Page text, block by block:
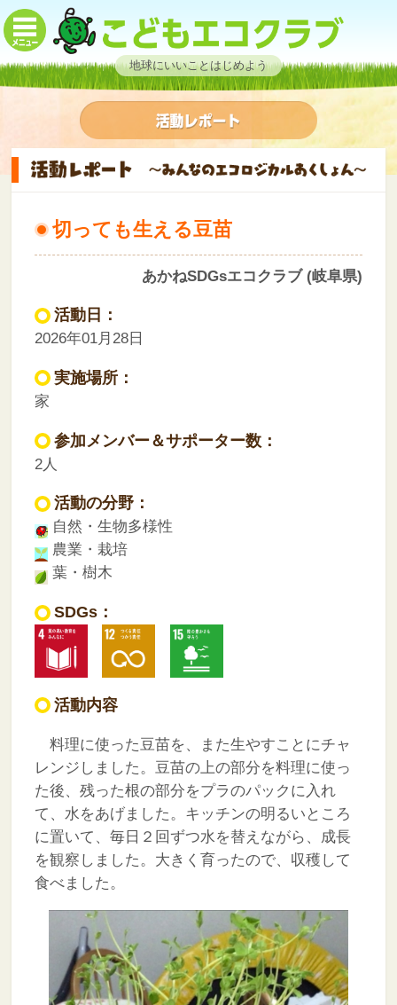
地球にいいことはじめよう
切っても生える豆苗
あかねSDGsエコクラブ (岐阜県)
活動日：
2026年01月28日
実施場所：
家
参加メンバー＆サポーター数：
2人
活動の分野：
自然・生物多様性
農業・栽培
葉・樹木
SDGs：
活動内容
料理に使った豆苗を、また生やすことにチャ
レンジしました。豆苗の上の部分を料理に使っ
た後、残った根の部分をプラのパックに入れ
て、水をあげました。キッチンの明るいところ
に置いて、毎日２回ずつ水を替えながら、成長
を観察しました。大きく育ったので、収穫して
食べました。